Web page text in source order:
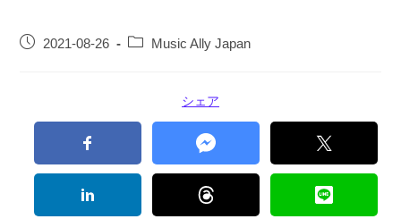
2021-08-26 Music Ally Japan
シェア